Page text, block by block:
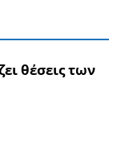
θέσεις των